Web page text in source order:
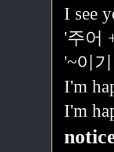
I see
'주어
'~이
I'm
I'm